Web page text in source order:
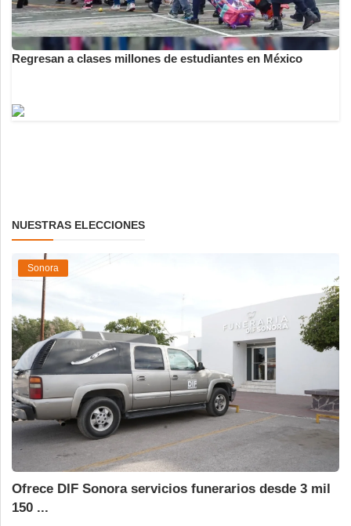
Regresan a clases millones de estudiantes en México
NUESTRAS ELECCIONES
Sonora
Ofrece DIF Sonora servicios funerarios desde 3 mil
150 ...